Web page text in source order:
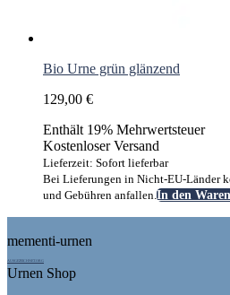
Bio Urne grün glänzend
129,00 €
Enthält 19% Mehrwertsteuer
Kostenloser Versand
Lieferzeit: Sofort lieferbar
Bei Lieferungen in Nicht-EU-Länder
und Gebühren anfallen.In den
mementi-urnen
AUSGEZEICHNET.ORG
Urnen Shop